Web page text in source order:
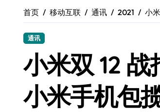
量子算法赋能精细化运
容器协同编排：构建高
首页 移动互联 通讯 2021 小
通讯
小米双 12 战
小米手机包